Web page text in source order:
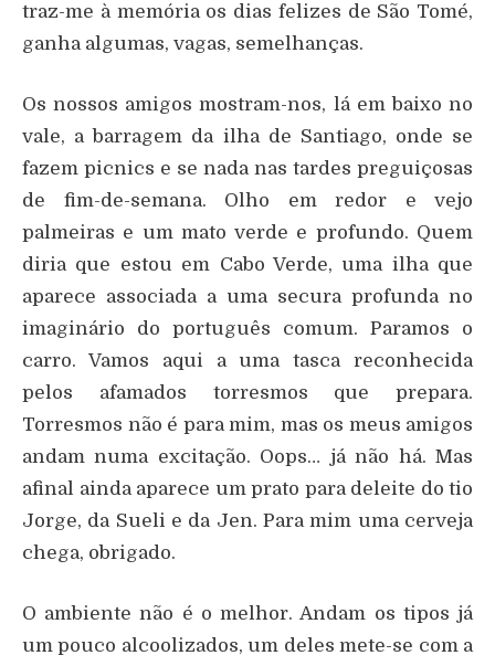
traz-me à memória os dias felizes de São Tomé,
ganha algumas, vagas, semelhanças.
Os nossos amigos mostram-nos, lá em baixo no
vale, a barragem da ilha de Santiago, onde se
fazem picnics e se nada nas tardes preguiçosas
de fim-de-semana. Olho em redor e vejo
palmeiras e um mato verde e profundo. Quem
diria que estou em Cabo Verde, uma ilha que
aparece associada a uma secura profunda no
imaginário do português comum. Paramos o
carro. Vamos aqui a uma tasca reconhecida
pelos afamados torresmos que prepara.
Torresmos não é para mim, mas os meus amigos
andam numa excitação. Oops… já não há. Mas
afinal ainda aparece um prato para deleite do tio
Jorge, da Sueli e da Jen. Para mim uma cerveja
chega, obrigado.
O ambiente não é o melhor. Andam os tipos já
um pouco alcoolizados, um deles mete-se com a